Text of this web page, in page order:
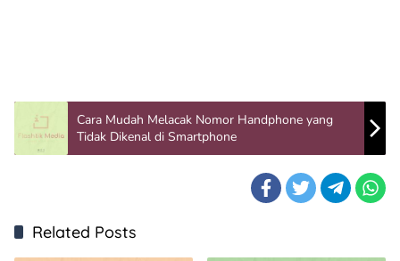
Cara Mudah Melacak Nomor Handphone yang
Tidak Dikenal di Smartphone
Related Posts